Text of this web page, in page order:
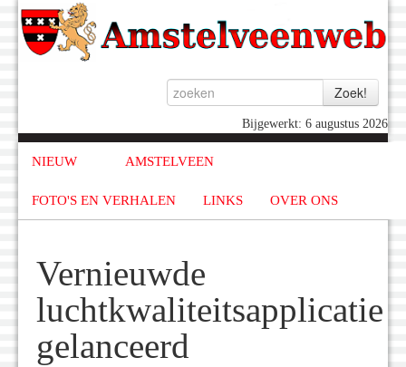
Bijgewerkt: 6 augustus 2026
NIEUW AMSTELVEEN
FOTO'S EN VERHALEN LINKS OVER ONS
Vernieuwde
luchtkwaliteitsapplicatie
gelanceerd